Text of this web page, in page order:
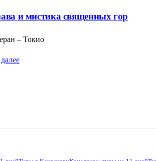
и мистика священных гор
– Токио